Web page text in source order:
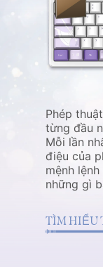
Phép
từng đầu
Mỗi lần
điệu của
mệnh
những gì
TÌM HIỂU